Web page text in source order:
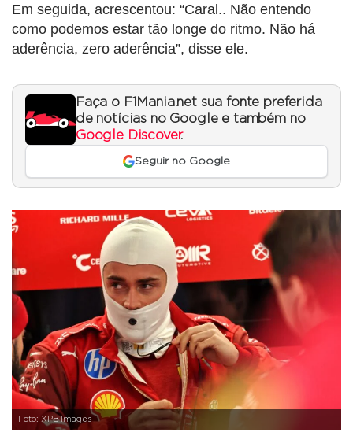
Em seguida, acrescentou: “Caral.. Não entendo
como podemos estar tão longe do ritmo. Não há
aderência, zero aderência”, disse ele.
Faça o F1Mania.net sua fonte preferida
de notícias no Google e também no
Google Discover.
Seguir no Google
Foto: XPB Images